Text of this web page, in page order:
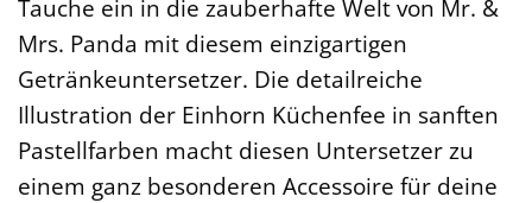
Tauche ein in die zauberhafte Welt von Mr. &
Mrs. Panda mit diesem einzigartigen
Getränkeuntersetzer. Die detailreiche
Illustration der Einhorn Küchenfee in sanften
Pastellfarben macht diesen Untersetzer zu
einem ganz besonderen Accessoire für deine